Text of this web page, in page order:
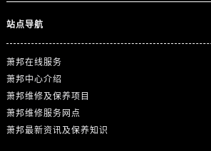
站点导航
萧邦在线服务
萧邦中心介绍
萧邦维修及保养项目
萧邦维修服务网点
萧邦最新资讯及保养知识